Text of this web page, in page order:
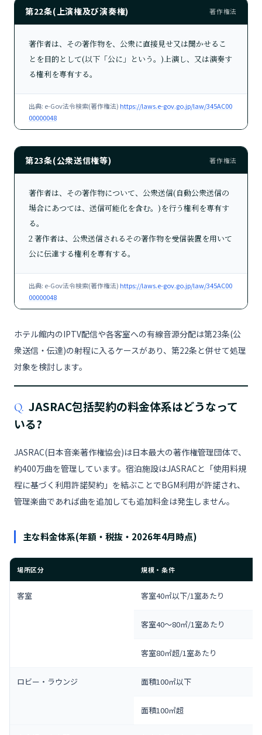
第22条(上演権及び演奏権) 著作権法
著作者は、その著作物を、公衆に直接見せ又は聞かせるこ
とを目的として(以下「公に」という。)上演し、又は演奏す
る権利を専有する。
出典: e-Gov法令検索(著作権法) https://laws.e-gov.go.jp/law/345AC00
00000048
第23条(公衆送信権等) 著作権法
著作者は、その著作物について、公衆送信(自動公衆送信の
場合にあつては、送信可能化を含む。)を行う権利を専有す
る。
2 著作者は、公衆送信されるその著作物を受信装置を用いて
公に伝達する権利を専有する。
出典: e-Gov法令検索(著作権法) https://laws.e-gov.go.jp/law/345AC00
00000048
ホテル館内のIPTV配信や各客室への有線音源分配は第23条(公
衆送信・伝達)の射程に入るケースがあり、第22条と併せて処理
対象を検討します。
Q. JASRAC包括契約の料金体系はどうなって
いる?
JASRAC(日本音楽著作権協会)は日本最大の著作権管理団体で、
約400万曲を管理しています。宿泊施設はJASRACと「使用料規
程に基づく利用許諾契約」を結ぶことでBGM利用が許諾され、
管理楽曲であれば曲を追加しても追加料金は発生しません。
主な料金体系(年額・税抜・2026年4月時点)
場所区分 規模・条件
客室 客室40㎡以下/1室あたり
客室40〜80㎡/1室あたり
客室80㎡超/1室あたり
ロビー・ラウンジ 面積100㎡以下
面積100㎡超